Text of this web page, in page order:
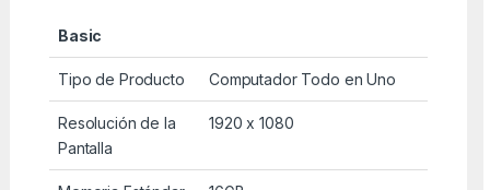
Basic
Tipo de Producto Computador Todo en Uno
Resolución de la
Pantalla
1920 x 1080